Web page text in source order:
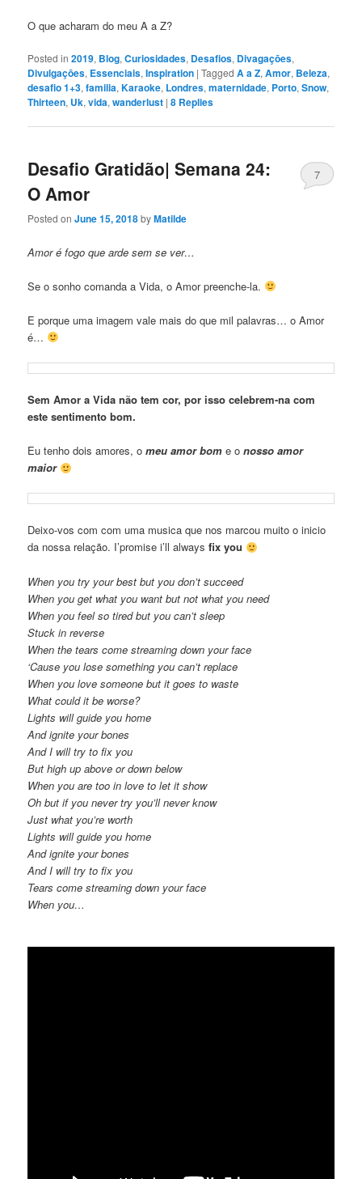
O que acharam do meu A a Z?
Posted in 2019, Blog,Curiosidades, Desafios, Divagaçōes,
Divulgaçōes, Essenciais,Inspiration |Tagged A a Z,Amor, Beleza,
desafio 1+3,familia,Karaoke, Londres,maternidade, Porto,Snow,
Thirteen, Uk,vida,wanderlust |8 Replies
Desafio Gratidão| Semana 24:
O Amor
Posted onJune 15, 2018byMatilde
7
Amor é fogo que arde sem se ver…
Se o sonho comanda a Vida, o Amor preenche-la.
E porque uma imagem vale mais do que mil palavras… o Amor
é…
Sem Amor a Vida não tem cor, por isso celebrem-na com
este sentimento bom.
Eu tenho dois amores, omeu amor bom e onosso amor
maior
Deixo-vos com com uma musica que nos marcou muito o inicio
da nossa relação. I’promise i’ll alwaysfix you
When you try your best but you don’t succeed
When you get what you want but not what you need
When you feel so tired but you can’t sleep
Stuck in reverse
When the tears come streaming down your face
‘Cause you lose something you can’t replace
When you love someone but it goes to waste
What could it be worse?
Lights will guide you home
And ignite your bones
And I will try to fix you
But high up above or down below
When you are too in love to let it show
Oh but if you never try you’ll never know
Just what you’re worth
Lights will guide you home
And ignite your bones
And I will try to fix you
Tears come streaming down your face
When you…